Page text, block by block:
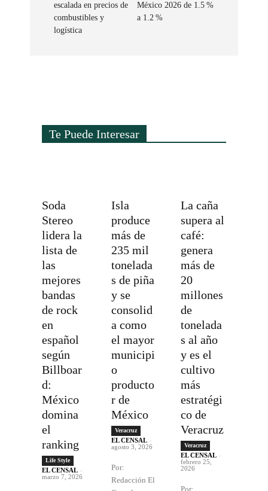
escalada en precios de
combustibles y
logística
México 2026 de 1.5 %
a 1.2 %
Te Puede Interesar
Soda
Stereo
lidera la
lista de
las
mejores
bandas
de rock
en
español
según
Billboar
d:
México
domina
el
ranking
Life Style
EL CENSAL -
marzo 7, 2026
Isla
produce
más de
235 mil
tonelada
s de piña
y se
consolid
a como
el mayor
municipi
o
producto
r de
México
Veracruz
EL CENSAL -
agosto 3, 2026
Por:
Redacción El
La caña
supera al
café:
genera
más de
20
millones
de
tonelada
s al año
y es el
cultivo
más
estratégi
co de
Veracruz
Veracruz
EL CENSAL -
febrero 25,
2026
Por: